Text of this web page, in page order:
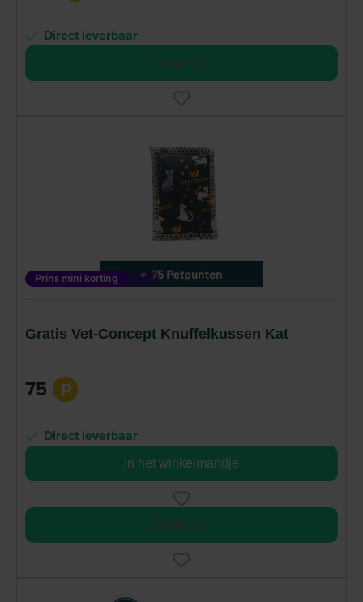
Direct leverbaar
Bestel nu
Prins mini korting -5%
Gratis Vet-Concept Knuffelkussen Kat
75 P
Direct leverbaar
In het winkelmandje
Bestel nu